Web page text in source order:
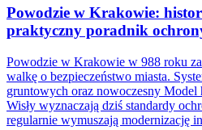
Powodzie w Krakowie:
praktyczny poradnik
Powodzie w Krakowie w 988 roku
walkę o bezpieczeństwo miasta.
gruntowych oraz nowoczesny
Wisły wyznaczają dziś standardy
regularnie wymuszają modernizację